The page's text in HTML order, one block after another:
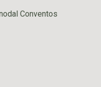
Conventos